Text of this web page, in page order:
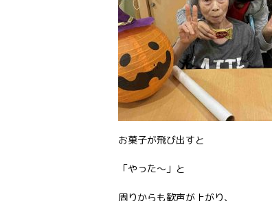
お菓子が飛び出すと
「やった～」と
周りからも歓声が上がり、